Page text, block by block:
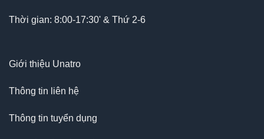
Thời gian: 8:00-17:30' & Thứ 2-6
Giới thiệu Unatro
Thông tin liên hệ
Thông tin tuyển dụng